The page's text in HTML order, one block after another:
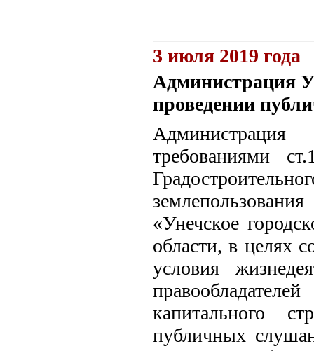
3 июля 2019 года
Администрация
проведении
требованиями
«Унечское
области, в целях
условия
капитального
публичных